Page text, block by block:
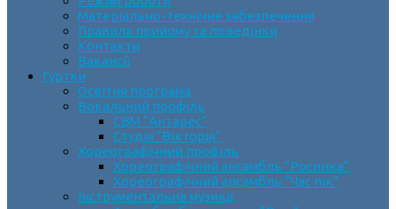
Матеріально-технічне забезпечення
Правила прийому та поведінки
Контакти
Вакансії
Гуртки
Освітня програма
Вокальний профіль
СВМ “Антарес”
Студія “Вікторія”
Хореографічний профіль
Хореографічний ансамбль “Росинка”
Хореографічний ансамбль “Час пік”
Інструментальна музика